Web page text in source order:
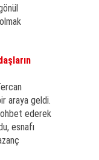
araya geldi.
ederek
esnafı